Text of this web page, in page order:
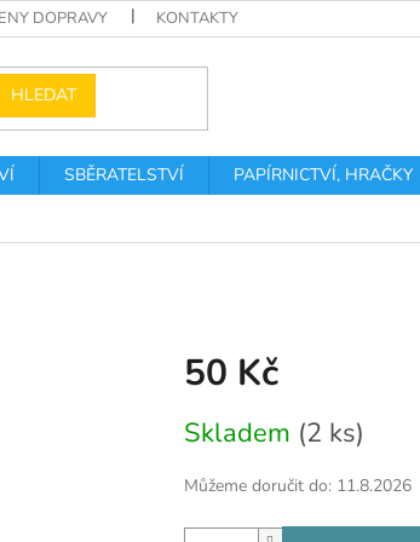
DOPRAVY KONTAKTY
HLEDAT
SBĚRATELSTVÍ PAPÍRNICTVÍ, HRAČKY
50 Kč
cena:
Skladem (2 ks)
Můžeme doručit do: 11.8.2026